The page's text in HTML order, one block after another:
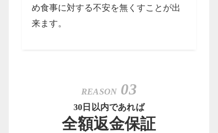
め食事に対する不安を無くすことが出
来ます。
REASON03
30日以内であれば
全額返金保証